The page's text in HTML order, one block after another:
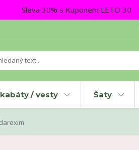
Sleva 30% s Kuponem LETO 30
/ vesty Šaty